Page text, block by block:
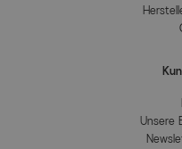
Unsere